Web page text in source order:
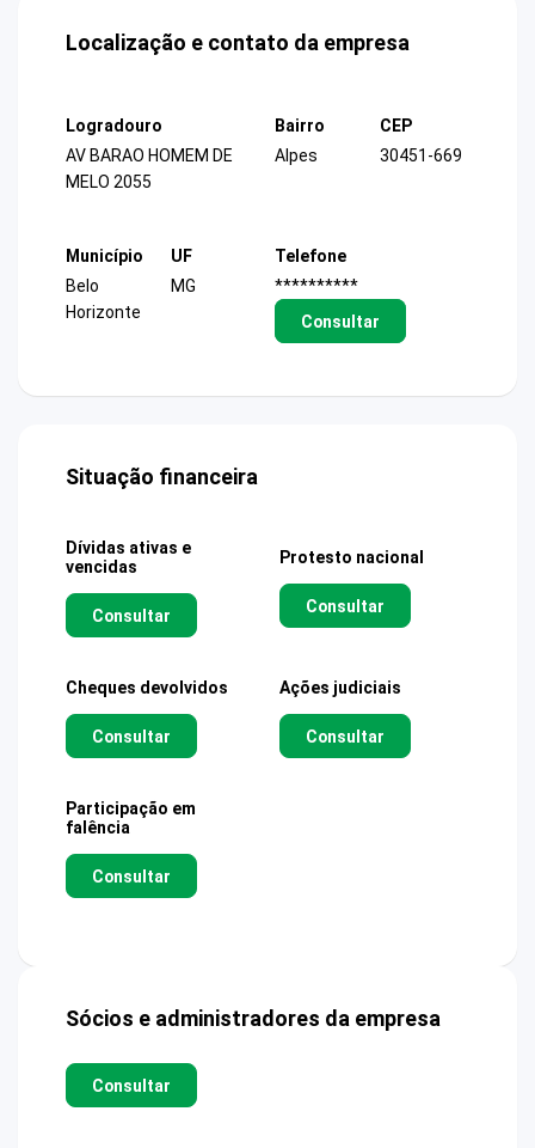
Localização e contato da empresa
Logradouro
AV BARAO HOMEM DE
MELO 2055
Bairro
Alpes
CEP
30451-669
Município
Belo
Horizonte
UF
MG
Telefone
**********
Consultar
Situação financeira
Dívidas ativas e
vencidas
Consultar
Protesto nacional
Consultar
Cheques devolvidos
Consultar
Ações judiciais
Consultar
Participação em
falência
Consultar
Sócios e administradores da empresa
Consultar